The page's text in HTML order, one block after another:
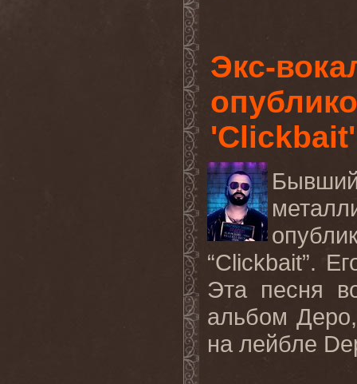
Экс-
'Clickbait'
“Clickbait”.
Эта песня
альбом
на лейбле